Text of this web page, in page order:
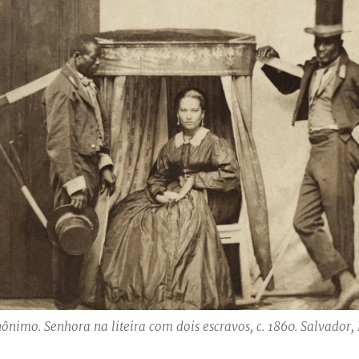
Senhora na liteira com dois escravos, c. 1860. Salvador,